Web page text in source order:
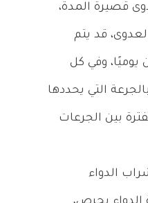
قصيرة المدة،
قد يتم
يوميًا، وفي كل
التي يحددها
بين الجرعات
الدواء